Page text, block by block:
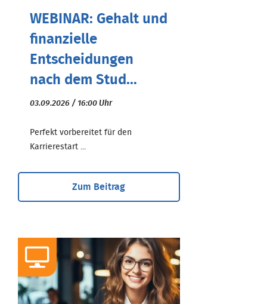
WEBINAR: Gehalt und
finanzielle
Entscheidungen
nach dem Stud...
03.09.2026 / 16:00 Uhr
Perfekt vorbereitet für den
Karrierestart ...
Zum Beitrag